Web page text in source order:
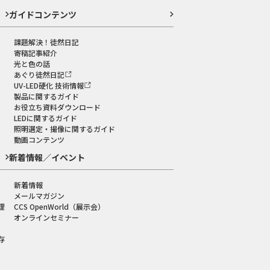
ガイドコンテンツ
課題解決！徒然日記
寄稿記事紹介
光と色の話
あぐり徒然日記
UV-LED硬化 技術情報
製品に関するガイド
お役立ち資料ダウンロード
LEDに関するガイド
照明選定・撮像に関するガイド
動画コンテンツ
新着情報／イベント
新着情報
メールマガジン
CCS OpenWorld（展示会）
オンラインセミナー